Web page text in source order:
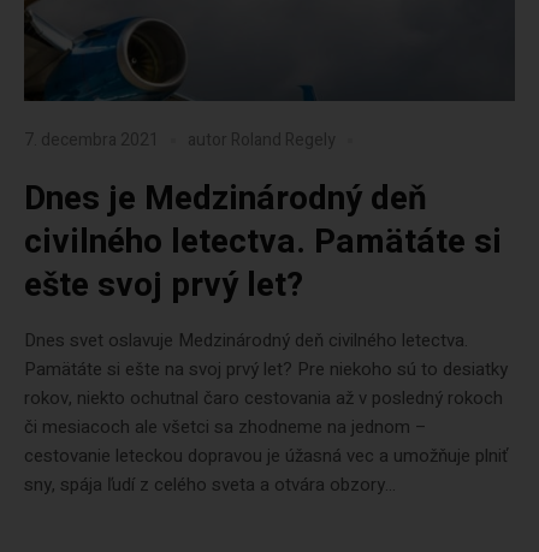
7. decembra 2021 autor Roland Regely
Dnes je Medzinárodný deň
civilného letectva. Pamätáte si
ešte svoj prvý let?
Dnes svet oslavuje Medzinárodný deň civilného letectva.
Pamätáte si ešte na svoj prvý let? Pre niekoho sú to desiatky
rokov, niekto ochutnal čaro cestovania až v posledný rokoch
či mesiacoch ale všetci sa zhodneme na jednom –
cestovanie leteckou dopravou je úžasná vec a umožňuje plniť
sny, spája ľudí z celého sveta a otvára obzory...